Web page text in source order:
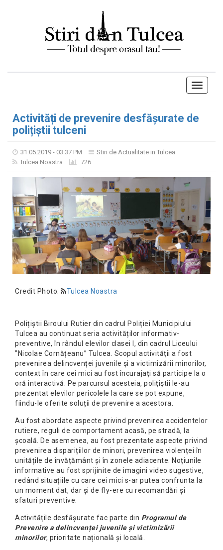
Toggle
Activități de prevenire desfășurate de
polițiștii tulceni
31.05.2019 - 03:37 PM
Stiri de Actualitate in Tulcea
Tulcea Noastra
726
Credit Photo: Tulcea Noastra
Polițiștii Biroului Rutier din cadrul Poliției Municipiului
Tulcea au continuat seria activităților informativ-
preventive, în rândul elevilor clasei I, din cadrul Liceului
”Nicolae Cornățeanu” Tulcea. Scopul activității a fost
prevenirea delincvenței juvenile și a victimizării minorilor,
context în care cei mici au fost încurajați să participe la o
oră interactivă. Pe parcursul acesteia, polițiștii le-au
prezentat elevilor pericolele la care se pot expune,
fiindu-le oferite soluții de prevenire a acestora.
Au fost abordate aspecte privind prevenirea accidentelor
rutiere, reguli de comportament acasă, pe stradă, la
școală. De asemenea, au fost prezentate aspecte privind
prevenirea disparițiilor de minori, prevenirea violenței în
unitățile de învățământ și în zonele adiacente. Noțiunile
informative au fost sprijinite de imagini video sugestive,
redând situațiile cu care cei mici s-ar putea confrunta la
un moment dat, dar și de fly-ere cu recomandări și
sfaturi preventive.
Activitățile desfășurate fac parte din Programul de
Prevenire a delincvenței juvenile și victimizării
minorilor, prioritate națională și locală.